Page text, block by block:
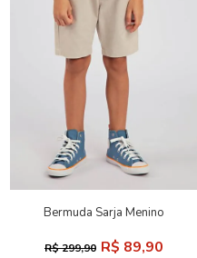
Bermuda Sarja Menino
R$ 299,90 R$ 89,90